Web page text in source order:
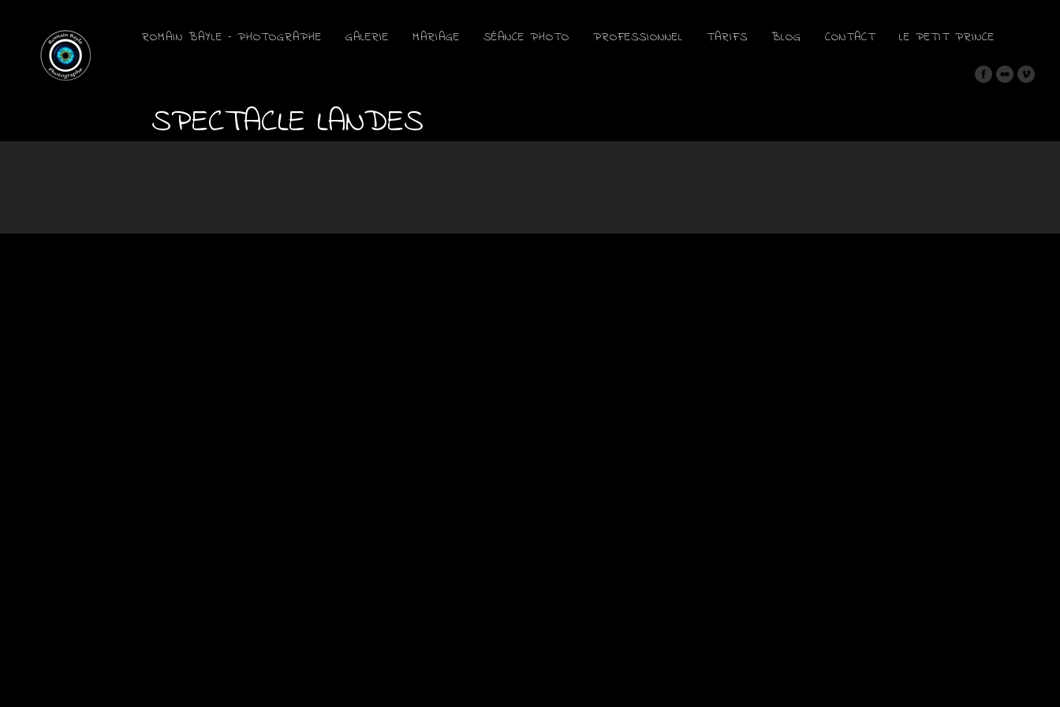
ROMAIN BAYLE – PHOTOGRAPHE GALERIE MARIAGE SÉANCE PHOTO PROFESSIONNEL TARIFS BLOG CONTACT LE PETIT PRINCE
SPECTACLE LANDES